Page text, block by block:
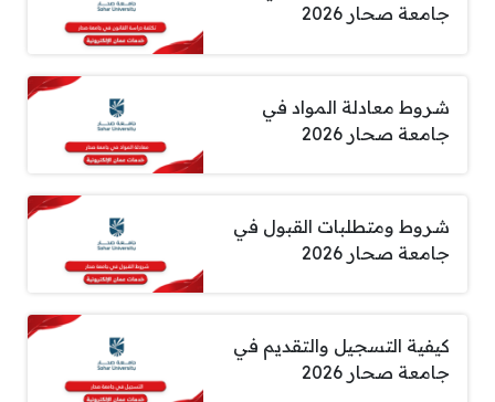
جامعة صحار 2026
شروط معادلة المواد في
جامعة صحار 2026
شروط ومتطلبات القبول في
جامعة صحار 2026
كيفية التسجيل والتقديم في
جامعة صحار 2026